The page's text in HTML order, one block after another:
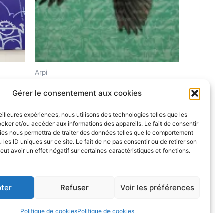
Gérer le consentement aux cookies
expériences, nous utilisons des technologies telles que les
et/ou accéder aux informations des appareils. Le fait de consentir
nous permettra de traiter des données telles que le comportement
les ID uniques sur ce site. Le fait de ne pas consentir ou de retirer son
avoir un effet négatif sur certaines caractéristiques et fonctions.
Refuser Voir les préférences
Politique de cookiesPolitique de cookies
Arpi
Ajouter au panier